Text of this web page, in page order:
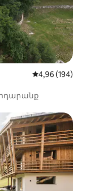
Միջին
4,96 (194)